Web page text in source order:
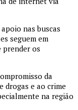
nas buscas
seguem em
prender os
da
e ao crime
na região